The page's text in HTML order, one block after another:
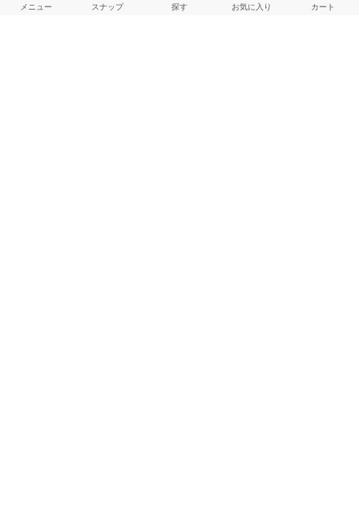
メニュー スナップ 探す お気に入り カート